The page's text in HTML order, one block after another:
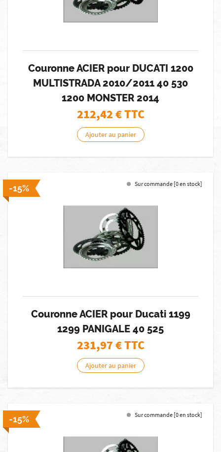
Couronne ACIER pour DUCATI 1200
MULTISTRADA 2010/2011 40 530
1200 MONSTER 2014
212,42€ TTC
Ajouter au panier
-15% Sur commande [0 en stock]
Couronne ACIER pour Ducati 1199
1299 PANIGALE 40 525
231,97€ TTC
Ajouter au panier
-15% Sur commande [0 en stock]